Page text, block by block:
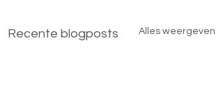
Recente blogposts Alles weergeven